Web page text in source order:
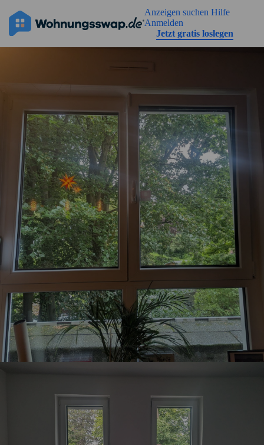
Anzeigen suchen Hilfe
Anmelden
Jetzt gratis loslegen